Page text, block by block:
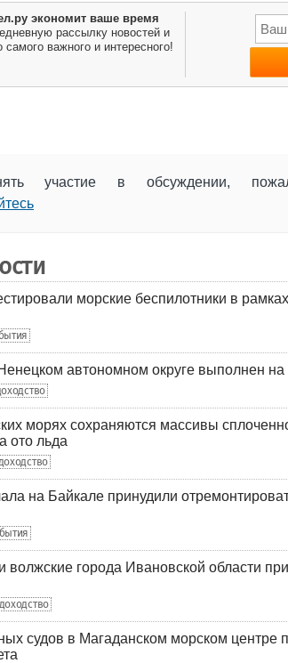
экономит ваше время
рассылку новостей и
самого важного и интересного!
участие в обсуждении,
морские беспилотники в
автономном округе выполнен на
морях сохраняются массивы
ото льда
на Байкале принудили
волжские города Ивановской области
судов в Магаданском морском центре